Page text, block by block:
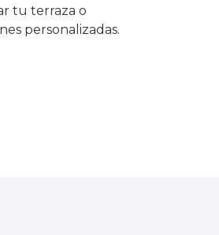
tu terraza o
personalizadas.